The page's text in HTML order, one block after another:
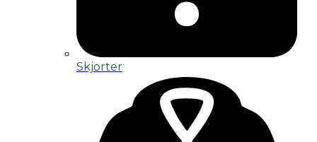
Skjorter